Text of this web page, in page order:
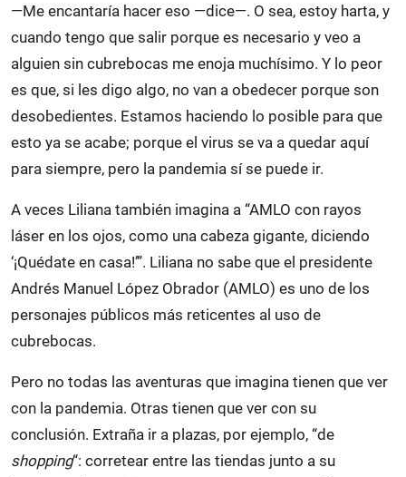
—Me encantaría hacer eso —dice—. O sea, estoy harta, y
cuando tengo que salir porque es necesario y veo a
alguien sin cubrebocas me enoja muchísimo. Y lo peor
es que, si les digo algo, no van a obedecer porque son
desobedientes. Estamos haciendo lo posible para que
esto ya se acabe; porque el virus se va a quedar aquí
para siempre, pero la pandemia sí se puede ir.
A veces Liliana también imagina a “AMLO con rayos
láser en los ojos, como una cabeza gigante, diciendo
‘¡Quédate en casa!’”. Liliana no sabe que el presidente
Andrés Manuel López Obrador (AMLO) es uno de los
personajes públicos más reticentes al uso de
cubrebocas.
Pero no todas las aventuras que imagina tienen que ver
con la pandemia. Otras tienen que ver con su
conclusión. Extraña ir a plazas, por ejemplo, “de
shopping“: corretear entre las tiendas junto a su